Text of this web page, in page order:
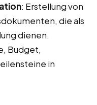
: Erstellung von
die als
dienen.
Budget,
in